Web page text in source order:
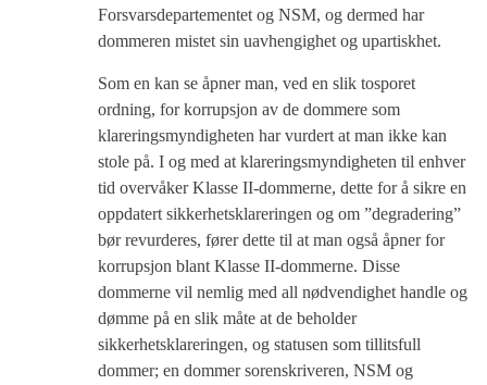
Forsvarsdepartementet og NSM, og dermed har
dommeren mistet sin uavhengighet og upartiskhet.
Som en kan se åpner man, ved en slik tosporet
ordning, for korrupsjon av de dommere som
klareringsmyndigheten har vurdert at man ikke kan
stole på. I og med at klareringsmyndigheten til enhver
tid overvåker Klasse II-dommerne, dette for å sikre en
oppdatert sikkerhetsklareringen og om ”degradering”
bør revurderes, fører dette til at man også åpner for
korrupsjon blant Klasse II-dommerne. Disse
dommerne vil nemlig med all nødvendighet handle og
dømme på en slik måte at de beholder
sikkerhetsklareringen, og statusen som tillitsfull
dommer; en dommer sorenskriveren, NSM og